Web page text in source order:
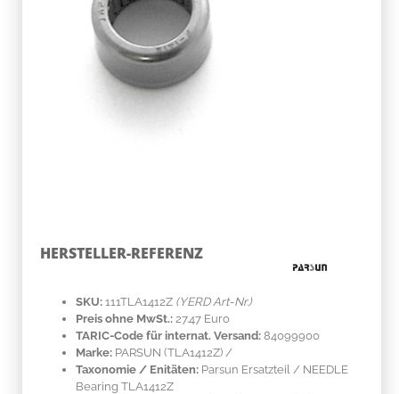
HERSTELLER-REFERENZ
SKU: 111TLA1412Z (YERD Art-Nr.)
Preis ohne MwSt.: 27.47 Euro
TARIC-Code für internat. Versand: 84099900
Marke: PARSUN (TLA1412Z) /
Taxonomie / Enitäten: Parsun Ersatzteil / NEEDLE
Bearing TLA1412Z